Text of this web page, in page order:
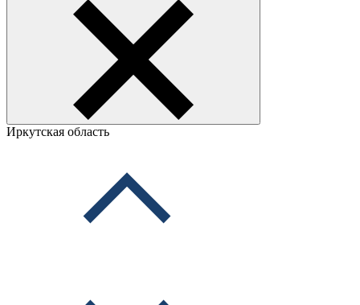
Иркутская область